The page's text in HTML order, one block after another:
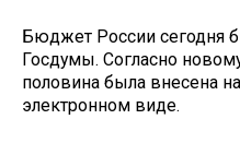
Бюджет России сегодня
Госдумы. Согласно
половина была внесена
электронном виде.